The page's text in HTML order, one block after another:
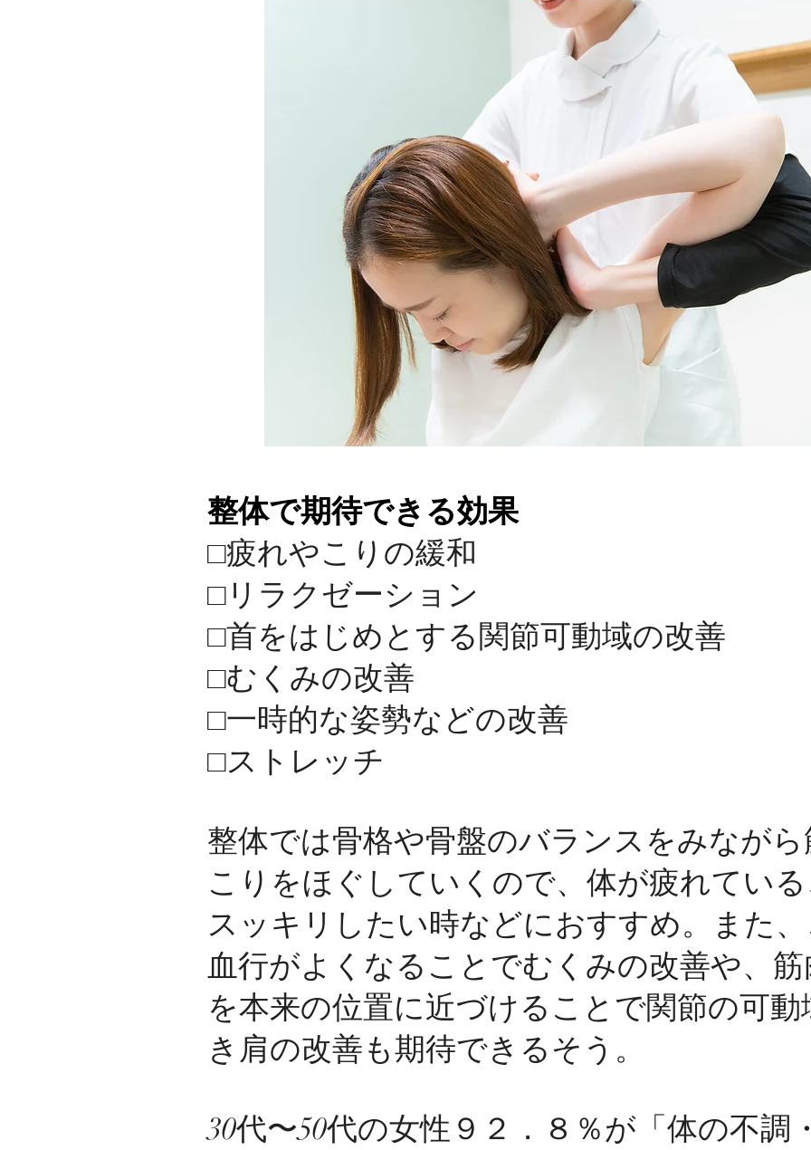
整体で期待できる効果
□疲れやこりの緩和
□リラクゼーション
□首をはじめとする関節可動域の改善
□むくみの改善
□一時的な姿勢などの改善
□ストレッチ
整体では骨格や骨盤のバランスをみなが
こりをほぐしていくので、体が疲れてい
スッキリしたい時などにおすすめ。また
血行がよくなることでむくみの改善や、
を本来の位置に近づけることで関節の可動
き肩の改善も期待できるそう。
30代〜50代の女性９２．８％が「体の不調